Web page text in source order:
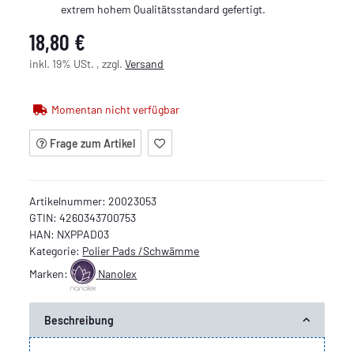
extrem hohem Qualitätsstandard gefertigt.
18,80 €
inkl. 19% USt. , zzgl.Versand
Momentan nicht verfügbar
Frage zum Artikel
Artikelnummer:20023053
GTIN: 4260343700753
HAN: NXPPAD03
Kategorie: Polier Pads /Schwämme
Marken:
Nanolex
Beschreibung